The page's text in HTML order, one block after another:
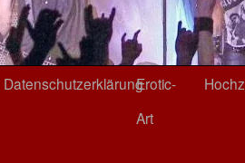
DatenschutzerklärungErotic-
Art